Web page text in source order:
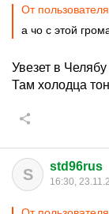
От пользователя
а чо с этой
Увезет в
Там холодца
S std96rus
16:30,